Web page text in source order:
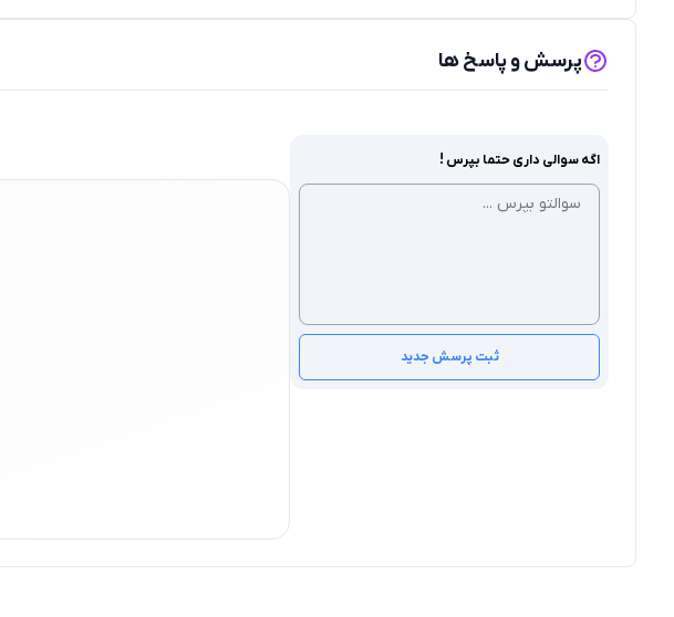
پرسش و پاسخ ها
اگه سوالی داری حتما بپرس !
ثبت پرسش جدید